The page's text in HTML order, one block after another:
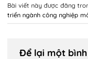
Bài viết này được đăng
triển ngành công nghiệp
Để lại một